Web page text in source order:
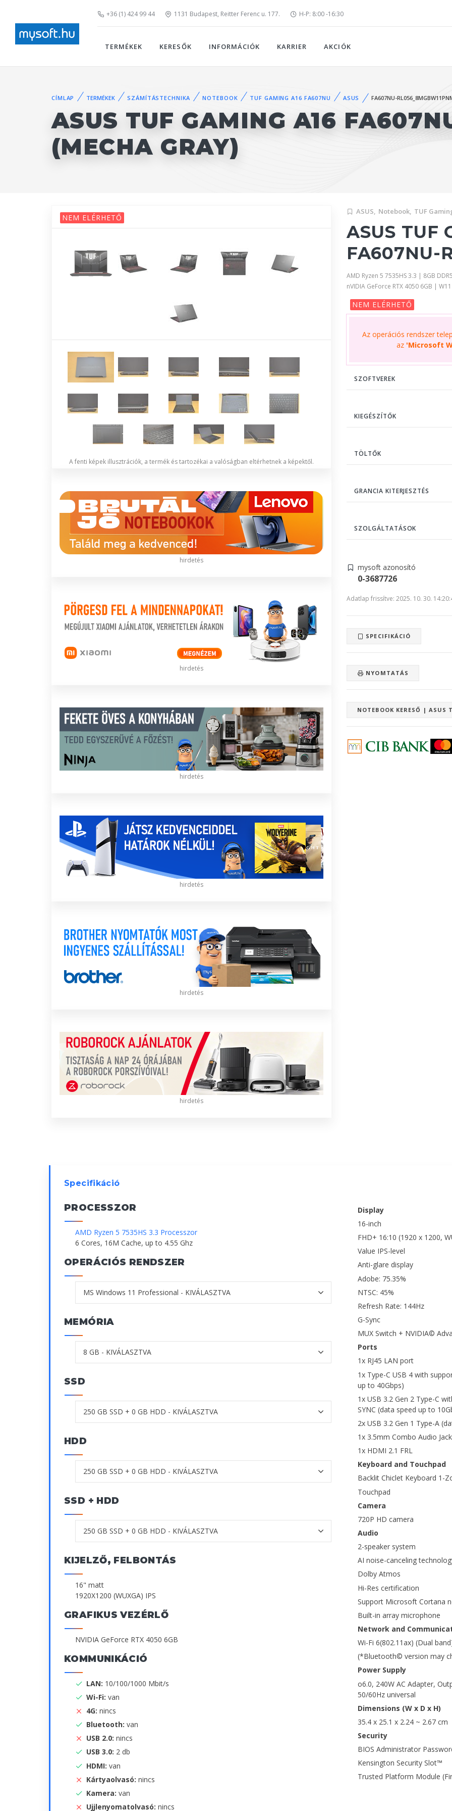
+36 (1) 424 99 44 1131 Budapest, Reitter Ferenc u. 177. H-P: 8:00 -16:30
TERMÉKEK KERESŐK INFORMÁCIÓK KARRIER AKCIÓK
CÍMLAP TERMÉKEK SZÁMÍTÁSTECHNIKA NOTEBOOK TUF GAMING A16 FA607NU ASUS FA607NU-
ASUS TUF GAMING A16
(MECHA GRAY)
NEM ELÉRHETŐ
A fenti képek illusztrációk, a termék és tartozékai a valóságban eltérhetnek a képektől.
hirdetés
hirdetés
hirdetés
hirdetés
hirdetés
hirdetés
ASUS, Notebook, TUF
ASUS TUF
FA607NU-
AMD Ryzen 5 7535HS 3.3 | 8GB
nVIDIA GeForce RTX 4050 6GB |
NEM ELÉRHETŐ
Az operációs rendszer
az 'Microsoft
SZOFTVEREK
KIEGÉSZÍTŐK
TÖLTŐK
GRANCIA KITERJESZTÉS
SZOLGÁLTATÁSOK
mysoft azonosító
0-3687726
Adatlap frissítve: 2025. 10. 30.
SPECIFIKÁCIÓ
NYOMTATÁS
NOTEBOOK KERESŐ |
Specifikáció
PROCESSZOR
AMD Ryzen 5 7535HS 3.3 Processzor
6 Cores, 16M Cache, up to 4.55 Ghz
OPERÁCIÓS RENDSZER
MEMÓRIA
SSD
HDD
SSD + HDD
KIJELZŐ, FELBONTÁS
16" matt
1920X1200 (WUXGA) IPS
GRAFIKUS VEZÉRLŐ
NVIDIA GeForce RTX 4050 6GB
KOMMUNIKÁCIÓ
LAN: 10/100/1000 Mbit/s
Wi-Fi: van
4G: nincs
Bluetooth: van
USB 2.0: nincs
USB 3.0: 2 db
HDMI: van
Kártyaolvasó: nincs
Kamera: van
Ujjlenyomatolvasó: nincs
Display
16-inch
FHD+ 16:10 (1920 x 1200,
Value IPS-level
Anti-glare display
Adobe: 75.35%
NTSC: 45%
Refresh Rate: 144Hz
G-Sync
MUX Switch + NVIDIA©
Ports
1x RJ45 LAN port
1x Type-C USB 4 with
up to 40Gbps)
1x USB 3.2 Gen 2 Type-C
SYNC (data speed up to
2x USB 3.2 Gen 1 Type-A
1x 3.5mm Combo Audio Jack
1x HDMI 2.1 FRL
Keyboard and Touchpad
Backlit Chiclet Keyboard 1-
Touchpad
Camera
720P HD camera
Audio
2-speaker system
AI noise-canceling
Dolby Atmos
Hi-Res certification
Support Microsoft Cortana
Built-in array microphone
Network and
Wi-Fi 6(802.11ax) (Dual
(*Bluetooth© version may
Power Supply
o6.0, 240W AC Adapter,
50/60Hz universal
Dimensions (W x D x H)
35.4 x 25.1 x 2.24 ~ 2.67 cm
Security
BIOS Administrator
Kensington Security Slot™
Trusted Platform Module